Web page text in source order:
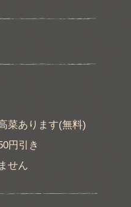
菜あります(無料)
円引き
せん